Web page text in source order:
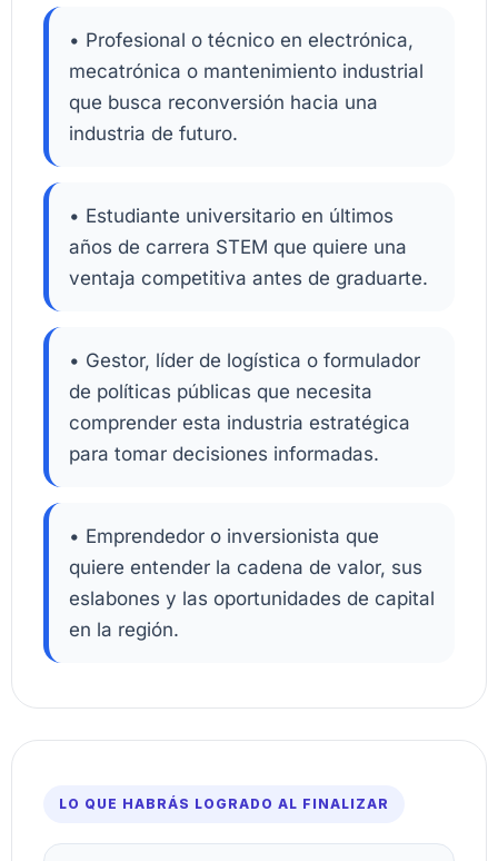
• Profesional o técnico en electrónica,
mecatrónica o mantenimiento industrial
que busca reconversión hacia una
industria de futuro.
• Estudiante universitario en últimos
años de carrera STEM que quiere una
ventaja competitiva antes de graduarte.
• Gestor, líder de logística o formulador
de políticas públicas que necesita
comprender esta industria estratégica
para tomar decisiones informadas.
• Emprendedor o inversionista que
quiere entender la cadena de valor, sus
eslabones y las oportunidades de capital
en la región.
LO QUE HABRÁS LOGRADO AL FINALIZAR